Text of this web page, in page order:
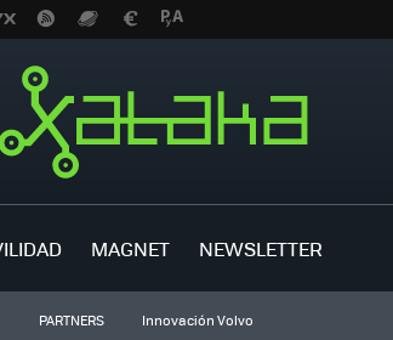
MAGNET NEWSLETTER
PARTNERS Innovación Volvo